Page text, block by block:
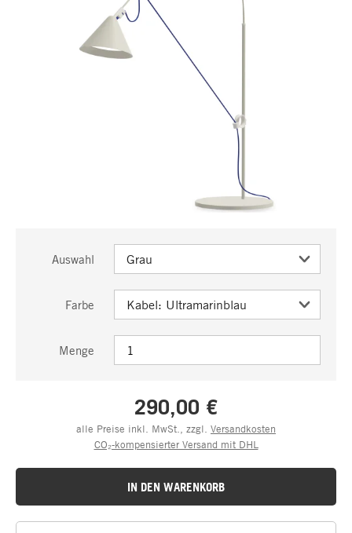
Auswahl
Farbe
Menge
290,00 €
alle Preise inkl. MwSt., zzgl. Versandkosten
CO₂-kompensierter Versand mit DHL
IN DEN WARENKORB